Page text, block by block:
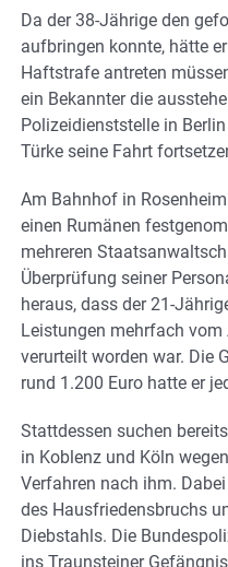
Da der 38-Jährige den
aufbringen konnte, hätte
Haftstrafe antreten
ein Bekannter die
Polizeidienststelle in
Türke seine Fahrt
Am Bahnhof in
einen Rumänen
mehreren
Überprüfung seiner
heraus, dass der 21-
Leistungen mehrfach
verurteilt worden war. Die
rund 1.200 Euro hatte er
Stattdessen suchen
in Koblenz und Köln
Verfahren nach ihm.
des Hausfriedensbruchs
Diebstahls. Die
ins Traunsteiner